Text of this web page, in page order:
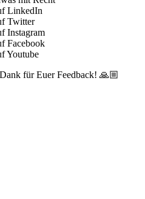
LinkedIn
Twitter
Instagram
Facebook
Youtube
für Euer Feedback! 🙏🏼